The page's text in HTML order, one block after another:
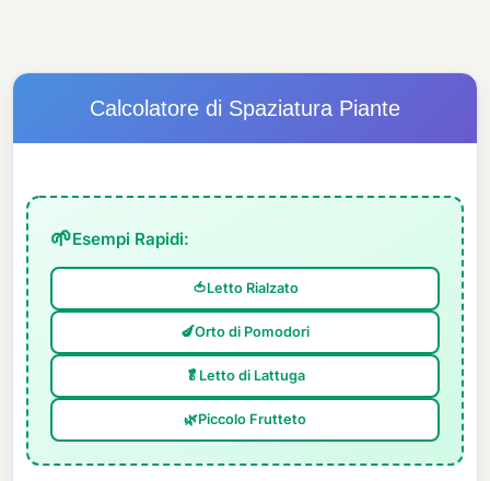
Calcolatore di Spaziatura Piante
🌱Esempi Rapidi:
🍅Letto Rialzato
🍆Orto di Pomodori
🥬 Letto di Lattuga
🌿Piccolo Frutteto